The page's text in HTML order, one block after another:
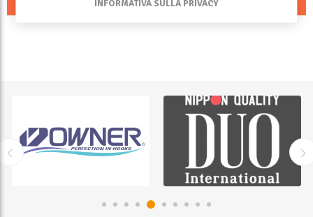
INFORMATIVA SULLA PRIVACY